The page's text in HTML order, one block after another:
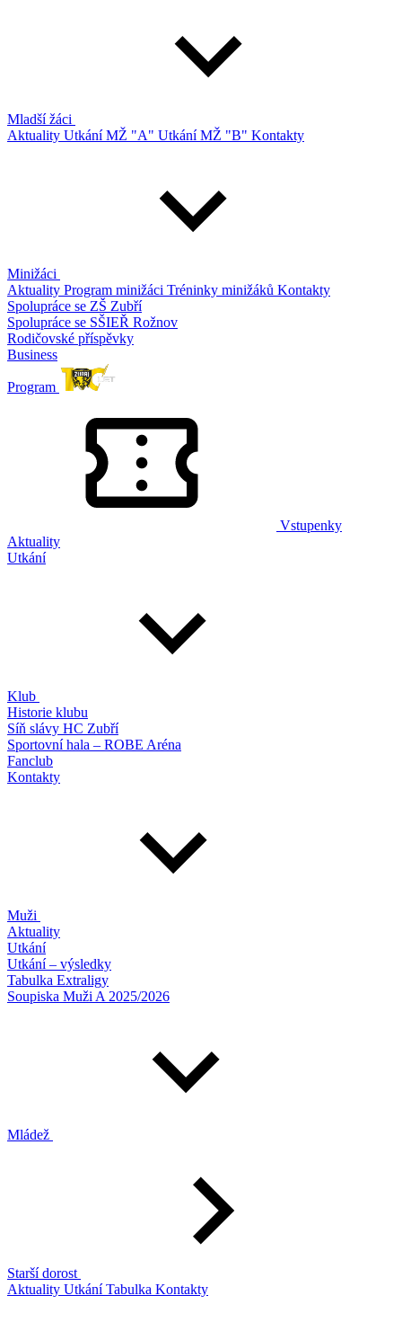
Mladší žáci
Aktuality Utkání MŽ "A" Utkání MŽ "B" Kontakty
Minižáci
Aktuality Program minižáci Tréninky minižáků Kontakty
Spolupráce se ZŠ Zubří
Spolupráce se SŠIEŘ Rožnov
Rodičovské příspěvky
Business
Program
Vstupenky
Aktuality
Utkání
Klub
Historie klubu
Síň slávy HC Zubří
Sportovní hala – ROBE Aréna
Fanclub
Kontakty
Muži
Aktuality
Utkání
Utkání – výsledky
Tabulka Extraligy
Soupiska Muži A 2025/2026
Mládež
Starší dorost
Aktuality UtkáníTabulka Kontakty